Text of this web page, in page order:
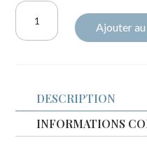
quantité
Dream
Ajouter
DESCRIPTION
INFORMATIONS